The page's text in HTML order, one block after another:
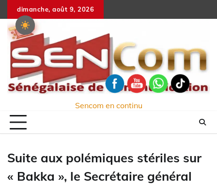
to
content
dimanche, août 9, 2026
Sencom en continu
Suite aux polémiques stériles sur
« Bakka », le Secrétaire général